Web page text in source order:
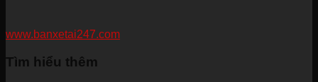
www.banxetai247.com
Tìm hiểu thêm